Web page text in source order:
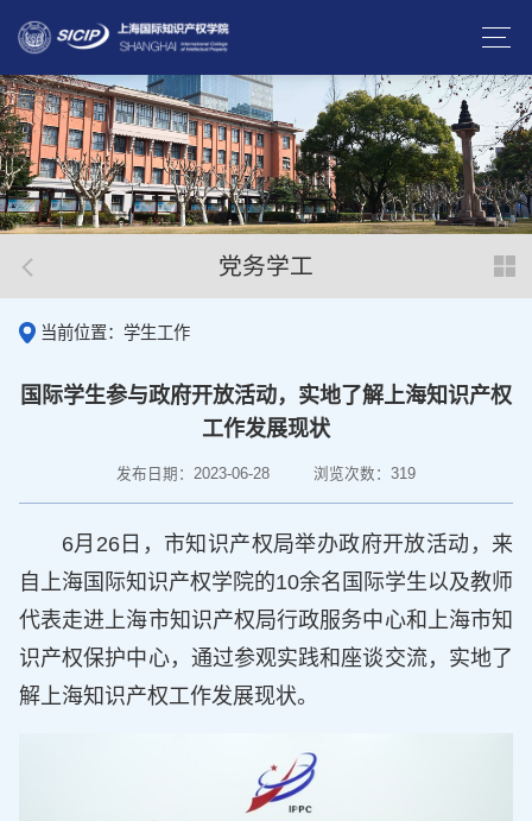
党务学工
当前位置：学生工作
国际学生参与政府开放活动，实地了解上海知识产权
工作发展现状
发布日期：2023-06-28 浏览次数：319
6月26日，市知识产权局举办政府开放活动，来
自上海国际知识产权学院的10余名国际学生以及教师
代表走进上海市知识产权局行政服务中心和上海市知
识产权保护中心，通过参观实践和座谈交流，实地了
解上海知识产权工作发展现状。